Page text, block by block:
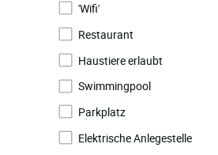
'Wifi'
Restaurant
Haustiere erlaubt
Swimmingpool
Parkplatz
Elektrische Anlegestelle